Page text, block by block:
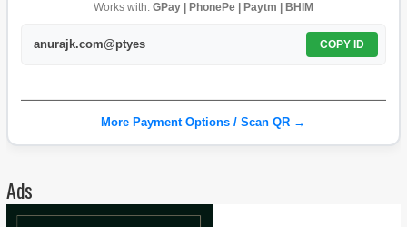
Works with: GPay | PhonePe | Paytm | BHIM
anurajk.com@ptyes COPY ID
More Payment Options / Scan QR →
Ads